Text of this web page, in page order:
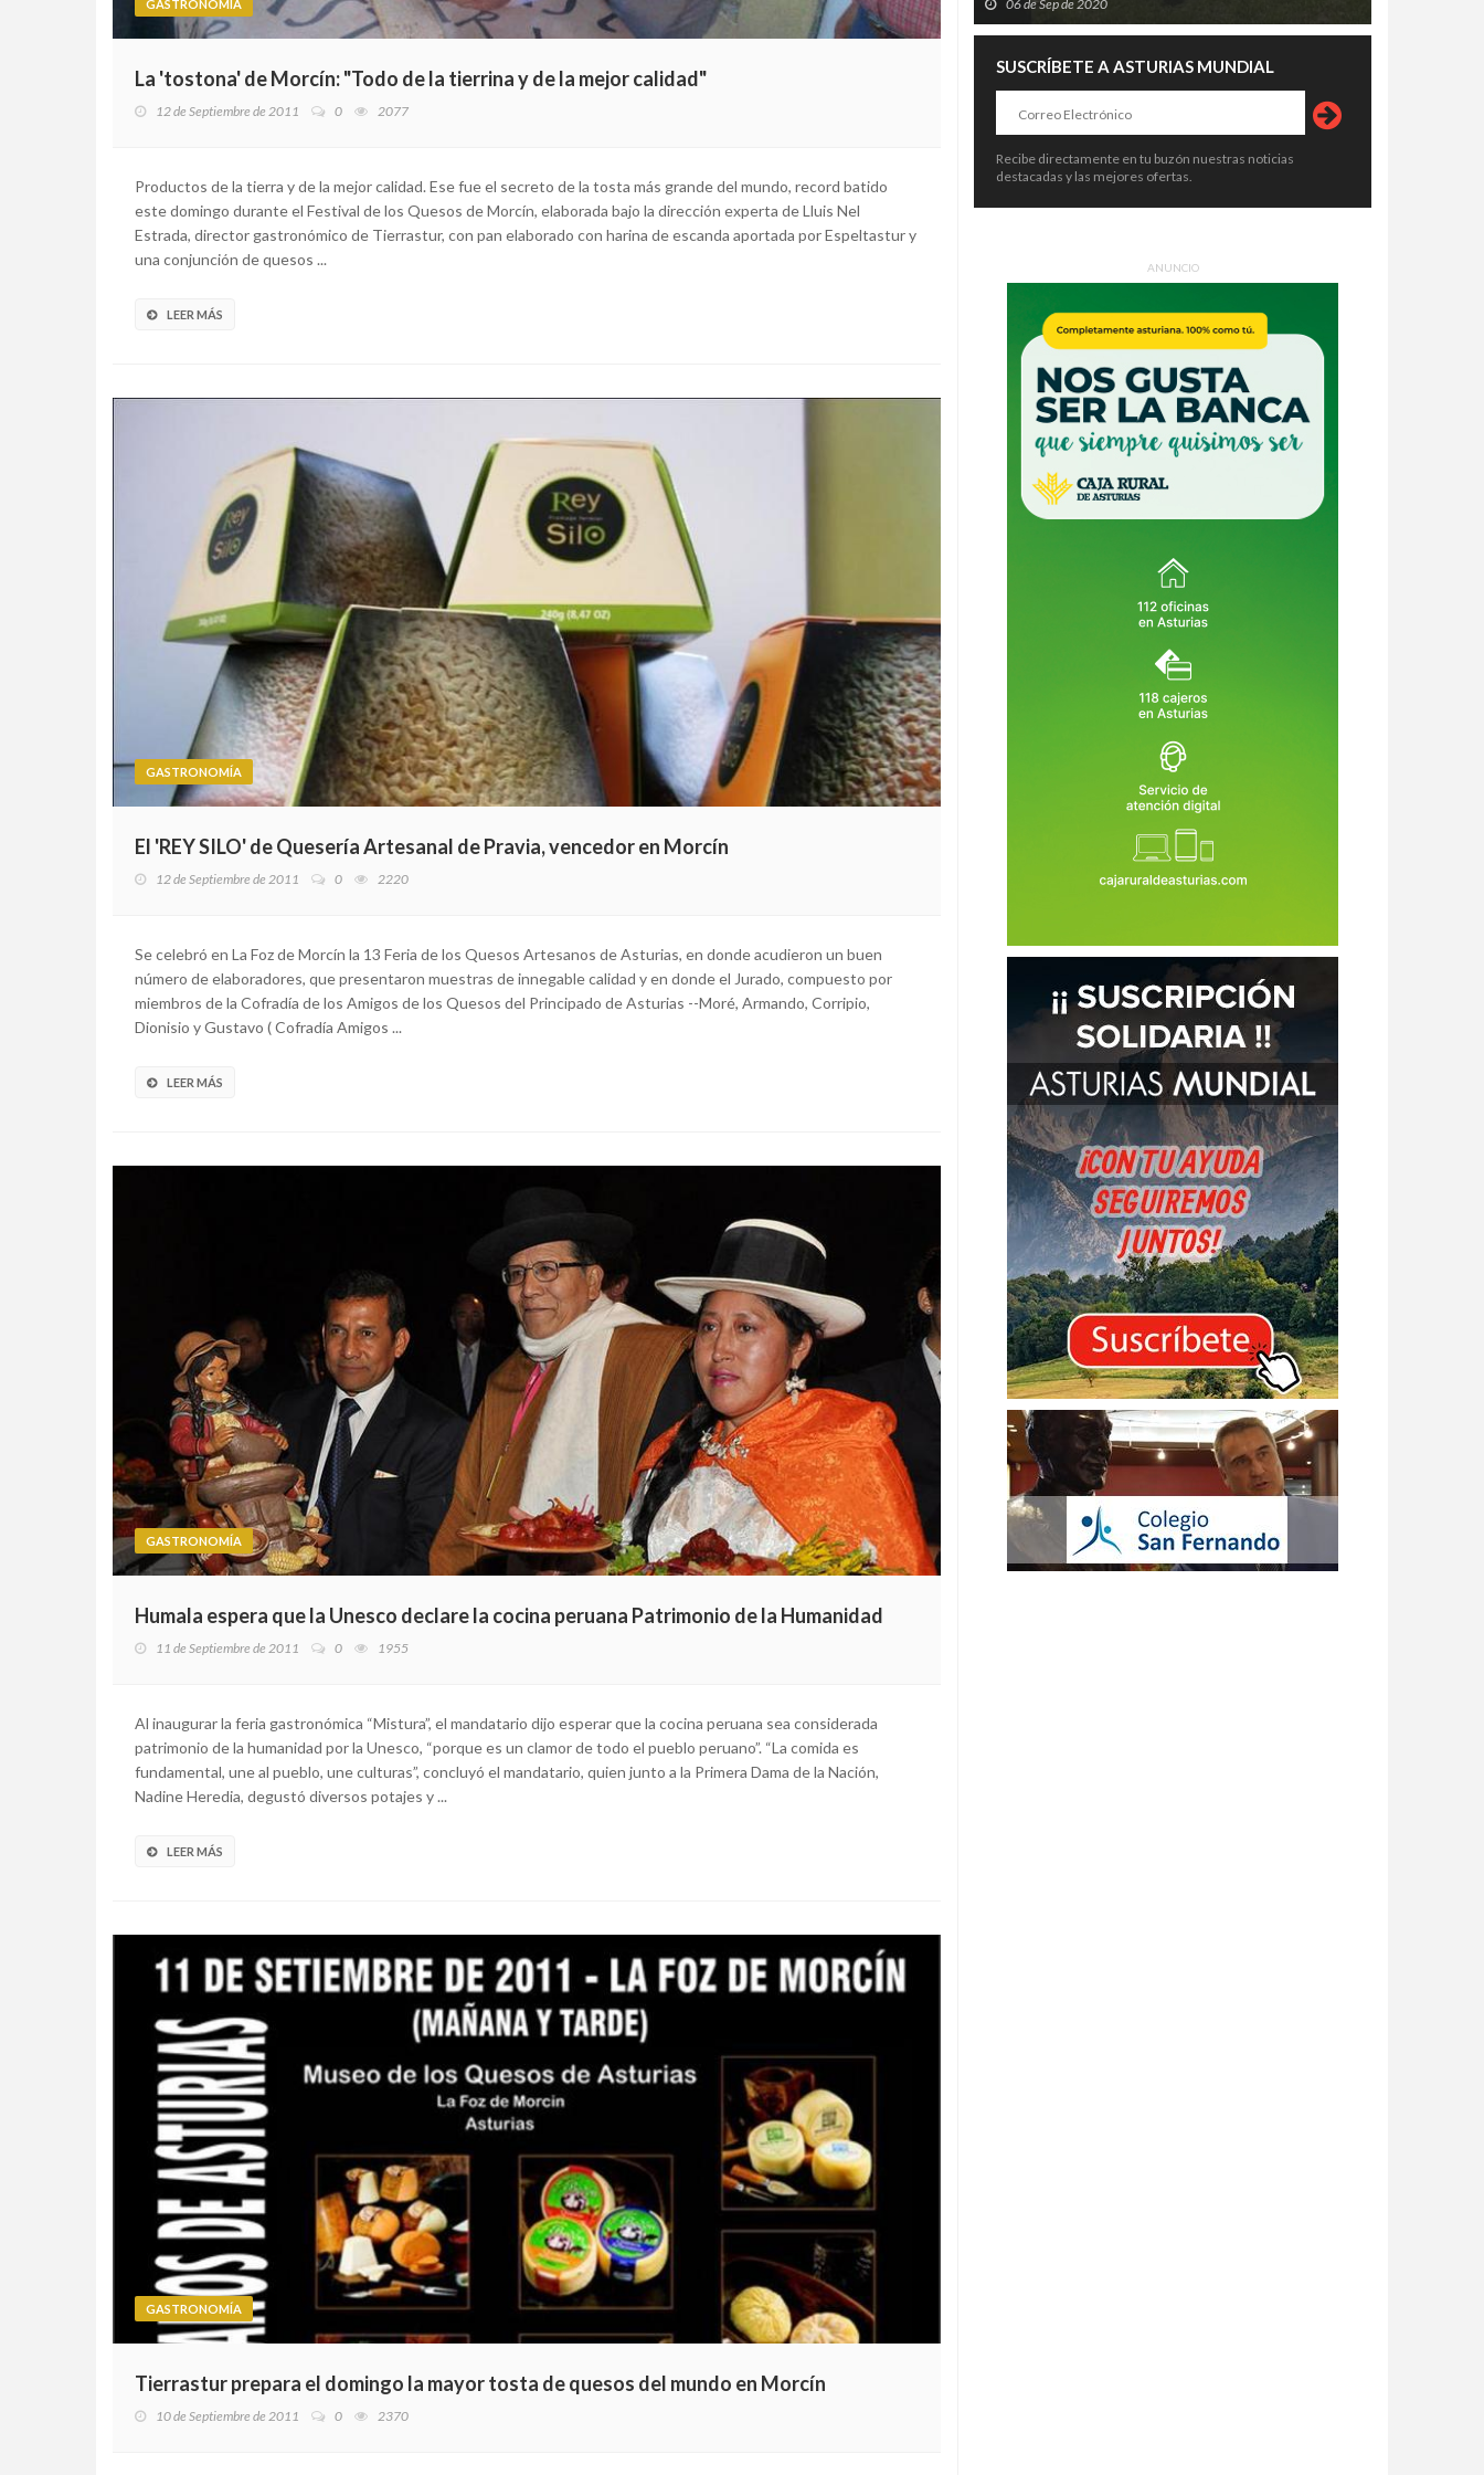
GASTRONOMÍA
La 'tostona' de Morcín: "Todo de la tierrina y de la mejor calidad"
12 de Septiembre de 2011 0 2077
Productos de la tierra y de la mejor calidad. Ese fue el secreto de la tosta más grande del mundo, record batido
este domingo durante el Festival de los Quesos de Morcín, elaborada bajo la dirección experta de Lluis Nel
Estrada, director gastronómico de Tierrastur, con pan elaborado con harina de escanda aportada por Espeltastur y
una conjunción de quesos ...
LEER MÁS
GASTRONOMÍA
El 'REY SILO' de Quesería Artesanal de Pravia, vencedor en Morcín
12 de Septiembre de 2011 0 2220
Se celebró en La Foz de Morcín la 13 Feria de los Quesos Artesanos de Asturias, en donde acudieron un buen
número de elaboradores, que presentaron muestras de innegable calidad y en donde el Jurado, compuesto por
miembros de la Cofradía de los Amigos de los Quesos del Principado de Asturias --Moré, Armando, Corripio,
Dionisio y Gustavo ( Cofradía Amigos ...
LEER MÁS
GASTRONOMÍA
Humala espera que la Unesco declare la cocina peruana Patrimonio de la Humanidad
11 de Septiembre de 2011 0 1955
Al inaugurar la feria gastronómica “Mistura”, el mandatario dijo esperar que la cocina peruana sea considerada
patrimonio de la humanidad por la Unesco, “porque es un clamor de todo el pueblo peruano”. “La comida es
fundamental, une al pueblo, une culturas”, concluyó el mandatario, quien junto a la Primera Dama de la Nación,
Nadine Heredia, degustó diversos potajes y ...
LEER MÁS
GASTRONOMÍA
Tierrastur prepara el domingo la mayor tosta de quesos del mundo en Morcín
10 de Septiembre de 2011 0 2370
06 de Sep de 2020
SUSCRÍBETE A ASTURIAS MUNDIAL
Recibe directamente en tu buzón nuestras noticias
destacadas y las mejores ofertas.
ANUNCIO